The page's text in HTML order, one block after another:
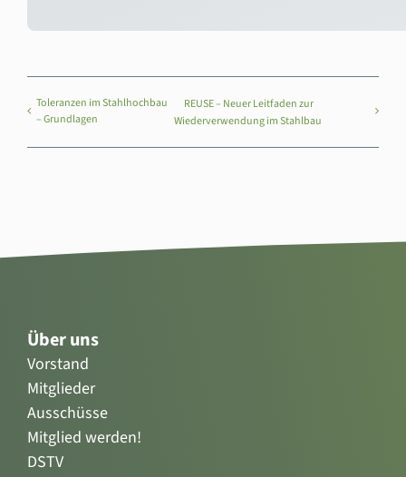
Toleranzen im Stahlhochbau
– Grundlagen
REUSE – Neuer Leitfaden zur
Wiederverwendung im Stahlbau
Über uns
Vorstand
Mitglieder
Ausschüsse
Mitglied werden!
DSTV